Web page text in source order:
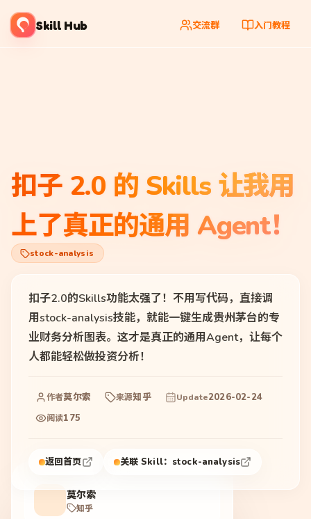
Skill Hub 交流群 入门教程
扣子 2.0 的 Skills 让我用
上了真正的通用 Agent！
stock-analysis
扣子2.0的Skills功能太强了！不用写代码，直接调
用stock-analysis技能，就能一键生成贵州茅台的专
业财务分析图表。这才是真正的通用Agent，让每个
人都能轻松做投资分析！
作者莫尔索 来源知乎 Update2026-02-24
阅读175
返回首页 关联 Skill： stock-analysis
莫尔索
知乎